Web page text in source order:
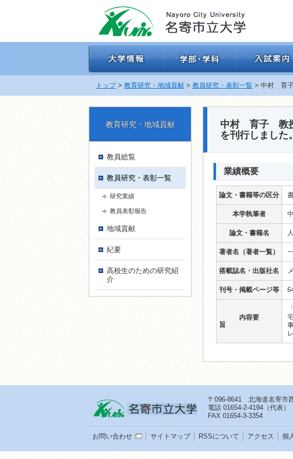
ー
シ
を
飛トップ> 教育研究・地域貢献 > 教員研究・表彰一覧 > 中村 育子
中村 育子 教
を刊行しました。
業績概要
論文・書籍等の区分
本学執筆者
論文・書籍名
著者名（著者一覧）
搭載誌名・出版社名
刊号・掲載ページ等
内容要
旨
教育研究・地域貢献
教員総覧
教員研究・表彰一覧
研究業績
教員表彰報告
地域貢献
紀要
高校生のための研究紹
介
〒096-8641 北海道名寄市
電話 01654-2-4194 （代表）
FAX 01654-3-3354
お問い合わせ サイトマップ RSSについて アクセス 個